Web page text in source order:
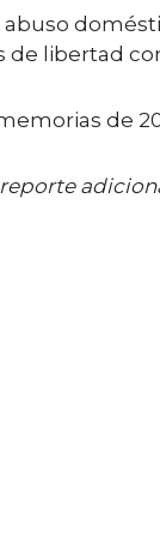
de libertad
de